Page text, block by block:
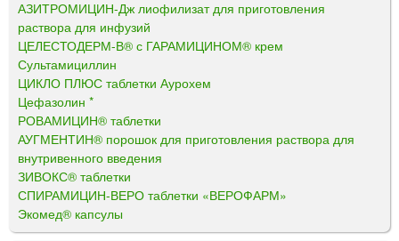
АЗИТРОМИЦИН-Дж лиофилизат для приготовления
раствора для инфузий
ЦЕЛЕСТОДЕРМ-В® с ГАРАМИЦИНОМ® крем
Сультамициллин
ЦИКЛО ПЛЮС таблетки Аурохем
Цефазолин *
РОВАМИЦИН® таблетки
АУГМЕНТИН® порошок для приготовления раствора для
внутривенного введения
ЗИВОКС® таблетки
СПИРАМИЦИН-ВЕРО таблетки «ВЕРОФАРМ»
Экомед® капсулы